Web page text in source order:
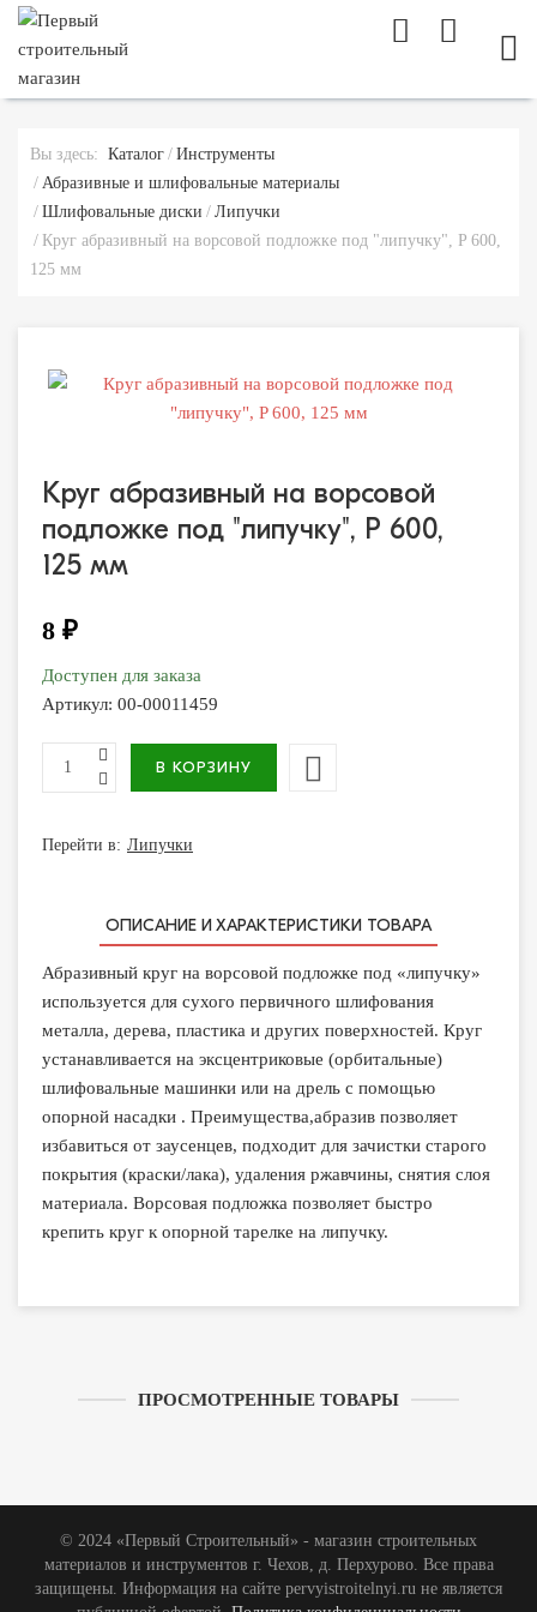
Вы здесь: Каталог
Инструменты
Абразивные и шлифовальные материалы
Шлифовальные диски
Липучки
Круг абразивный на ворсовой подложке под "липучку", P 600,
125 мм
Круг абразивный на ворсовой
подложке под "липучку", P 600,
125 мм
8 ₽
Доступен для заказа
Артикул: 00-00011459
Перейти в: Липучки
ОПИСАНИЕ И ХАРАКТЕРИСТИКИ ТОВАРА
Абразивный круг на ворсовой подложке под «липучку»
используется для сухого первичного шлифования
металла, дерева, пластика и других поверхностей. Круг
устанавливается на эксцентриковые (орбитальные)
шлифовальные машинки или на дрель с помощью
опорной насадки . Преимущества,абразив позволяет
избавиться от заусенцев, подходит для зачистки старого
покрытия (краски/лака), удаления ржавчины, снятия слоя
материала. Ворсовая подложка позволяет быстро
крепить круг к опорной тарелке на липучку.
ПРОСМОТРЕННЫЕ ТОВАРЫ
© 2024 «Первый Строительный» - магазин строительных
материалов и инструментов г. Чехов, д. Перхурово. Все права
защищены. Информация на сайте pervyistroitelnyi.ru не является